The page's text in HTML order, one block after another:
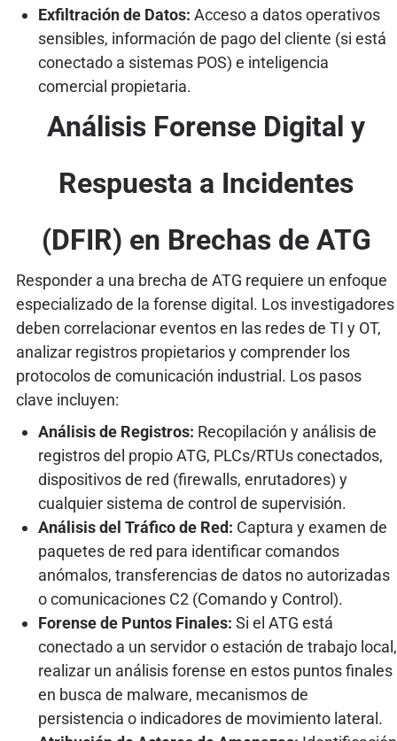
Exfiltración de Datos: Acceso a datos operativos
sensibles, información de pago del cliente (si está
conectado a sistemas POS) e inteligencia
comercial propietaria.
Análisis Forense Digital y
Respuesta a Incidentes
(DFIR) en Brechas de ATG
Responder a una brecha de ATG requiere un enfoque
especializado de la forense digital. Los investigadores
deben correlacionar eventos en las redes de TI y OT,
analizar registros propietarios y comprender los
protocolos de comunicación industrial. Los pasos
clave incluyen:
Análisis de Registros: Recopilación y análisis de
registros del propio ATG, PLCs/RTUs conectados,
dispositivos de red (firewalls, enrutadores) y
cualquier sistema de control de supervisión.
Análisis del Tráfico de Red: Captura y examen de
paquetes de red para identificar comandos
anómalos, transferencias de datos no autorizadas
o comunicaciones C2 (Comando y Control).
Forense de Puntos Finales: Si el ATG está
conectado a un servidor o estación de trabajo local,
realizar un análisis forense en estos puntos finales
en busca de malware, mecanismos de
persistencia o indicadores de movimiento lateral.